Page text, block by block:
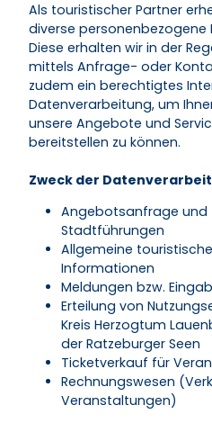
Als touristischer Partner
diverse personenbezogene
Diese erhalten wir in der
mittels Anfrage- oder
zudem ein berechtigtes
Datenverarbeitung, um
unsere Angebote und
bereitstellen zu können.
Zweck der
Angebotsanfrage und
Stadtführungen
Allgemeine
Informationen
Meldungen bzw.
Erteilung von
Kreis Herzogtum
der Ratzeburger Seen
Ticketverkauf für
Rechnungswesen
Veranstaltungen)